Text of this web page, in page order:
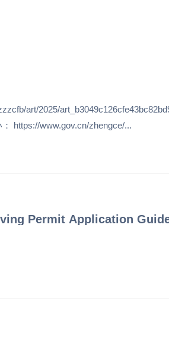
art/2025/
https://www.gov.cn/zhengce/...
Permit Application